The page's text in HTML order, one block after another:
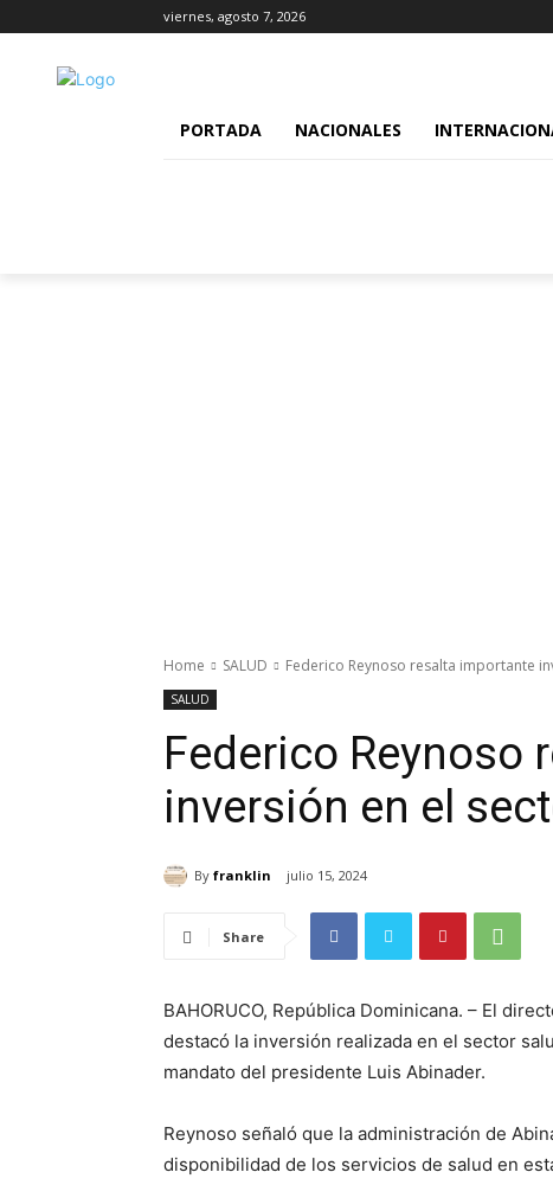
viernes, agosto 7, 2026
PORTADA NACIONALES
Home SALUD Federico Reynoso resalta importante
SALUD
Federico Reynoso
inversión en el
By franklin julio 15, 2024
Share
BAHORUCO, República Dominicana. – El
destacó la inversión realizada en el sector
mandato del presidente Luis Abinader.
Reynoso señaló que la administración de
disponibilidad de los servicios de salud en